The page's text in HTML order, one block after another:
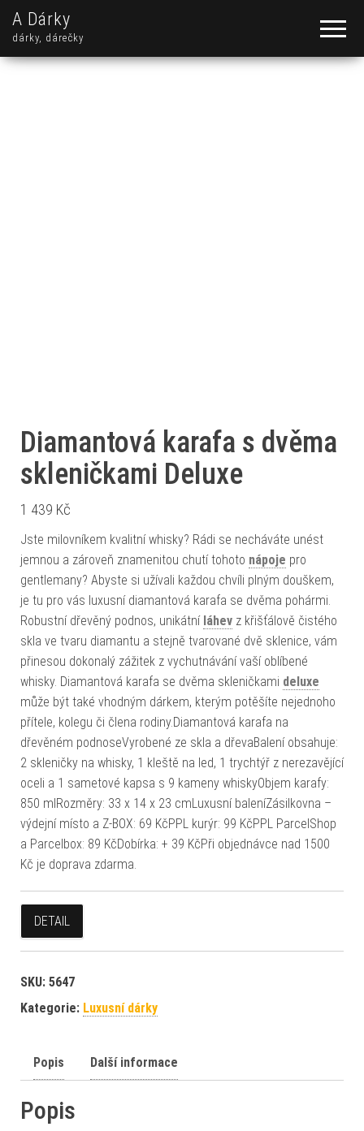
A Dárky
dárky, dárečky
Diamantová karafa s dvěma
skleničkami Deluxe
1 439 Kč
Jste milovníkem kvalitní whisky? Rádi se necháváte unést
jemnou a zároveň znamenitou chutí tohoto nápoje pro
gentlemany? Abyste si užívali každou chvíli plným douškem,
je tu pro vás luxusní diamantová karafa se dvěma pohármi.
Robustní dřevěný podnos, unikátní láhev z křišťálově čistého
skla ve tvaru diamantu a stejně tvarované dvě sklenice, vám
přinesou dokonalý zážitek z vychutnávání vaší oblíbené
whisky. Diamantová karafa se dvěma skleničkami deluxe
může být také vhodným dárkem, kterým potěšíte nejednoho
přítele, kolegu či člena rodiny.Diamantová karafa na
dřevěném podnoseVyrobené ze skla a dřevaBalení obsahuje:
2 skleničky na whisky, 1 kleště na led, 1 trychtýř z nerezavějící
oceli a 1 sametové kapsa s 9 kameny whiskyObjem karafy:
850 mlRozměry: 33 x 14 x 23 cmLuxusní baleníZásilkovna –
výdejní místo a Z-BOX: 69 KčPPL kurýr: 99 KčPPL ParcelShop
a Parcelbox: 89 KčDobírka: + 39 KčPři objednávce nad 1500
Kč je doprava zdarma.
DETAIL
SKU: 5647
Kategorie: Luxusní dárky
Popis Další informace
Popis